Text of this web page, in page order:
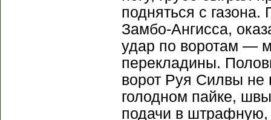
подняться с
Замбо-Ангисса,
удар по воротам —
перекладины.
ворот Руя Силвы не
голодном пайке,
подачи в штрафную,